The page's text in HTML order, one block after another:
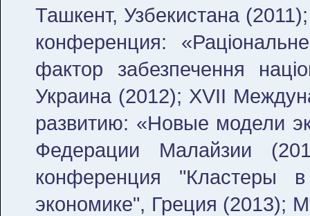
Ташкент, Узбекистана
конференция:
фактор забезпечення
Украина (2012); XVII
развитию: «Новые модели
Федерации Малайзии
конференция "Кластеры
экономике", Греция (2013);